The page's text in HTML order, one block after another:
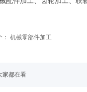
家都在看
机械零部件加工